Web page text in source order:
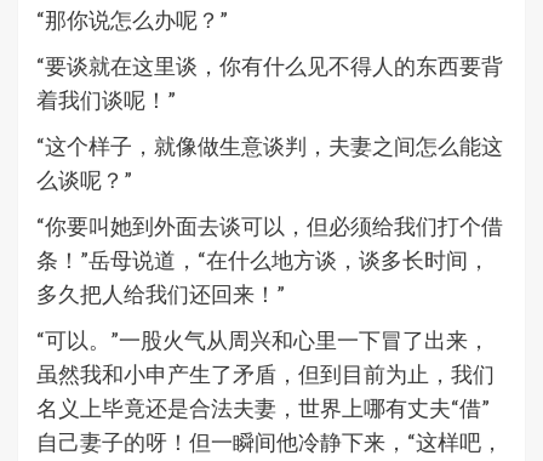
“那你说怎么办呢？”
“要谈就在这里谈，你有什么见不得人的东西要背
着我们谈呢！”
“这个样子，就像做生意谈判，夫妻之间怎么能这
么谈呢？”
“你要叫她到外面去谈可以，但必须给我们打个借
条！”岳母说道，“在什么地方谈，谈多长时间，
多久把人给我们还回来！”
“可以。”一股火气从周兴和心里一下冒了出来，
虽然我和小申产生了矛盾，但到目前为止，我们
名义上毕竟还是合法夫妻，世界上哪有丈夫“借”
自己妻子的呀！但一瞬间他冷静下来，“这样吧，